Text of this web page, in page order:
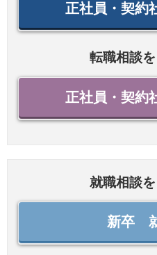
正社員・契約
転職相談
正社員・契約
就職相談
新卒